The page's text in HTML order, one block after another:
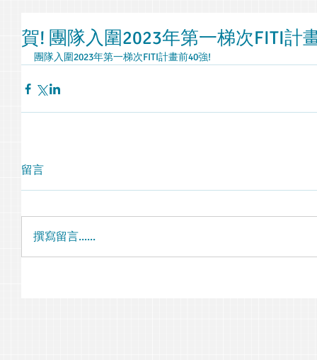
賀! 團隊入圍2023年第一梯次FITI計
團隊入圍2023年第一梯次FITI計畫前40強!
留言
撰寫留言......